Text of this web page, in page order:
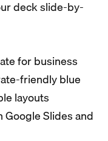
deck slide-by-
for business
friendly blue
layouts
Slides and